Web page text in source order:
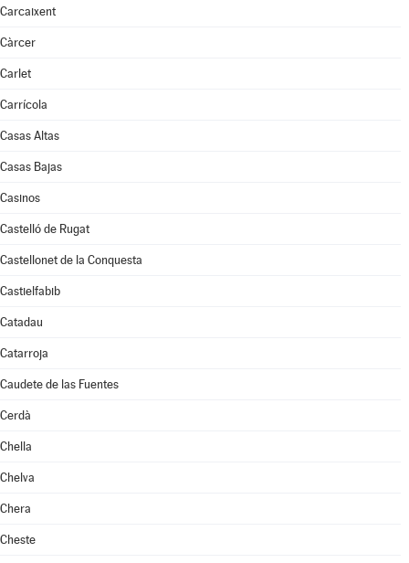
Carcaixent
Càrcer
Carlet
Carrícola
Casas Altas
Casas Bajas
Casinos
Castelló de Rugat
Castellonet de la Conquesta
Castielfabib
Catadau
Catarroja
Caudete de las Fuentes
Cerdà
Chella
Chelva
Chera
Cheste